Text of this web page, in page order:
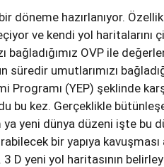
döneme hazırlanıyor.
ve kendi yol haritalarını
bağladığımız OVP ile
süredir umutlarımızı
Programı (YEP) şeklinde
bu kez. Gerçeklikle
yeni dünya düzeni işte bu
bir yapıya
D yeni yol haritasının